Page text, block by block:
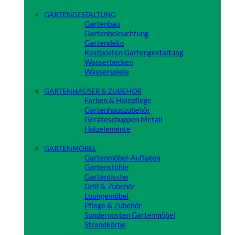
GARTENGESTALTUNG
Gartenbau
Gartenbeleuchtung
Gartendeko
Restposten Gartengestaltung
Wasserbecken
Wasserspiele
GARTENHÄUSER & ZUBEHÖR
Farben & Holzpflege
Gartenhauszubehör
Geräteschuppen Metall
Holzelemente
GARTENMÖBEL
Gartenmöbel-Auflagen
Gartenstühle
Gartentische
Grill & Zubehör
Loungemöbel
Pflege & Zubehör
Sonderposten Gartenmöbel
Strandkörbe